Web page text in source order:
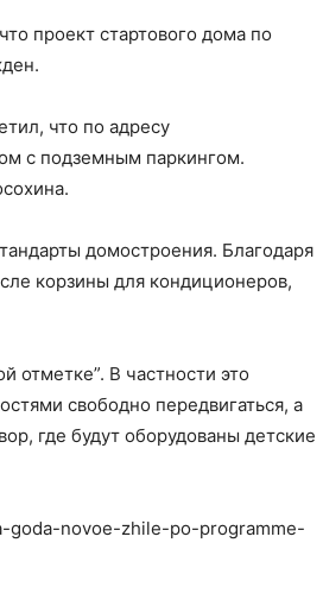
проект стартового дома по
что по адресу
с подземным паркингом.
домостроения. Благодаря
корзины для кондиционеров,
отметке”. В частности это
свободно передвигаться, а
где будут оборудованы детские
goda-novoe-zhile-po-programme-